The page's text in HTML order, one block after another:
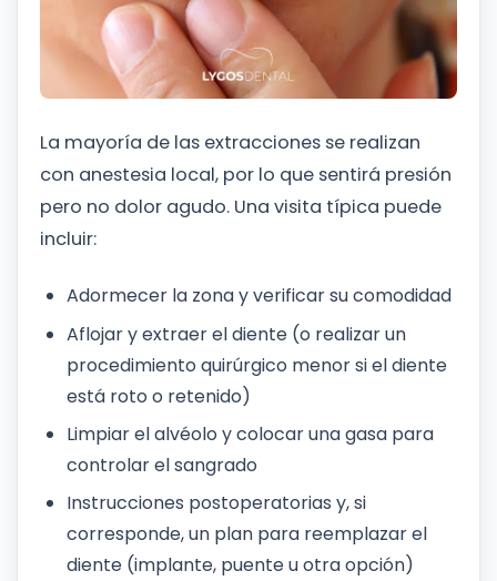
La mayoría de las extracciones se realizan
con anestesia local, por lo que sentirá presión
pero no dolor agudo. Una visita típica puede
incluir:
Adormecer la zona y verificar su comodidad
Aflojar y extraer el diente (o realizar un
procedimiento quirúrgico menor si el diente
está roto o retenido)
Limpiar el alvéolo y colocar una gasa para
controlar el sangrado
Instrucciones postoperatorias y, si
corresponde, un plan para reemplazar el
diente (implante, puente u otra opción)